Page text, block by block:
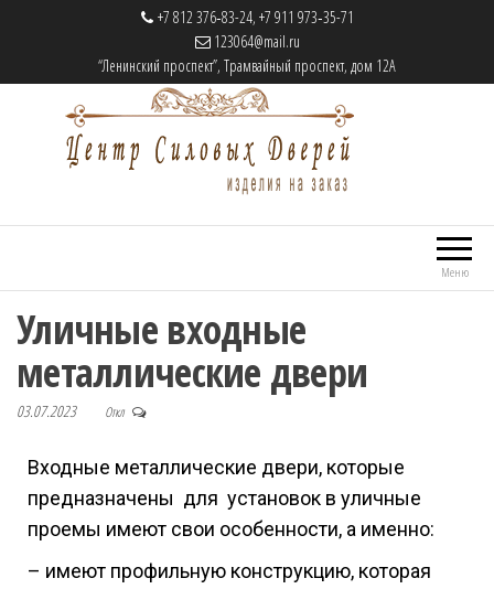
+7 812 376‑83-24, +7 911 973‑35-71
123064@mail.ru
“Ленинский проспект”, Трамвайный проспект, дом 12А
Центр Силовых Дверей
Меню
Уличные входные
металлические двери
03.07.2023 Откл
Входные металлические двери, которые
предназначены для установок в уличные
проемы имеют свои особенности, а именно:
– имеют профильную конструкцию, которая